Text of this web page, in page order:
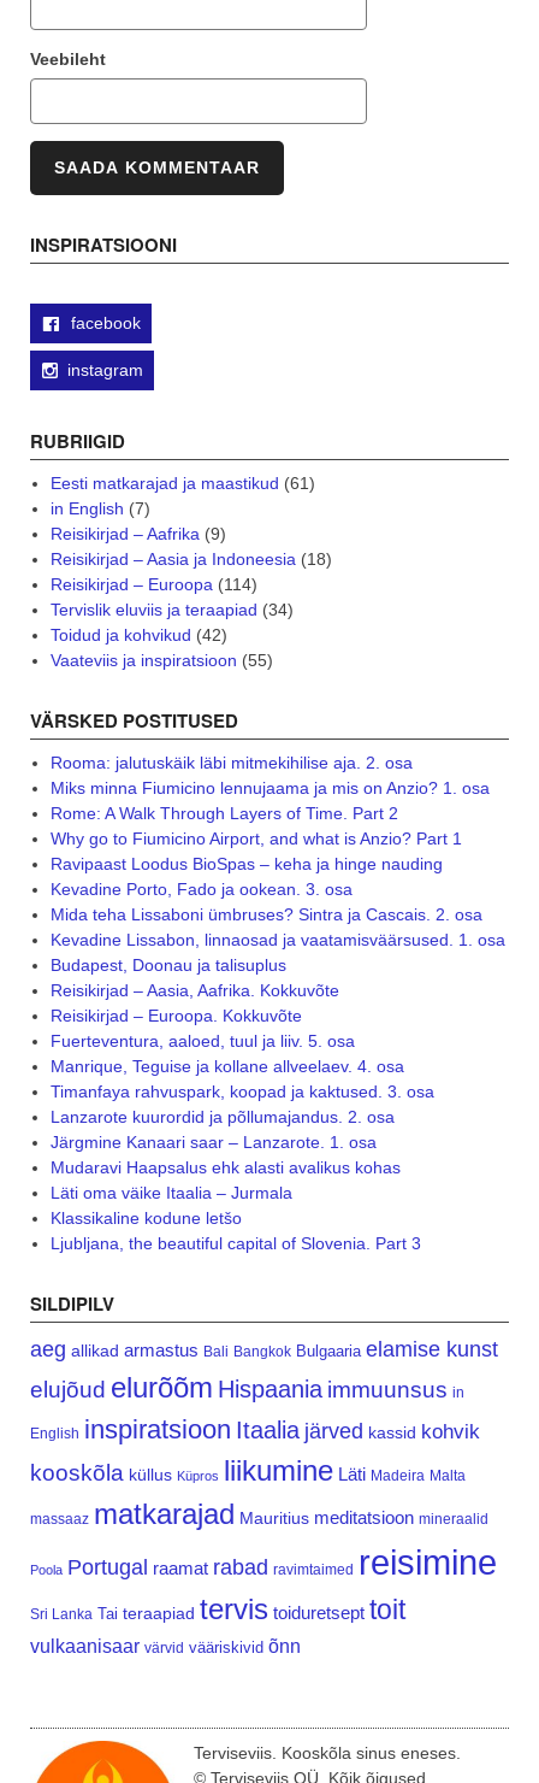
Veebileht
INSPIRATSIOONI
facebook
instagram
RUBRIIGID
Eesti matkarajad ja maastikud (61)
in English (7)
Reisikirjad – Aafrika(9)
Reisikirjad – Aasia ja Indoneesia(18)
Reisikirjad – Euroopa(114)
Tervislik eluviis ja teraapiad (34)
Toidud ja kohvikud (42)
Vaateviis ja inspiratsioon (55)
VÄRSKED POSTITUSED
Rooma: jalutuskäik läbi mitmekihilise aja. 2. osa
Miks minna Fiumicino lennujaama ja mis on Anzio? 1. osa
Rome: A Walk Through Layers of Time. Part 2
Why go to Fiumicino Airport, and what is Anzio? Part 1
Ravipaast Loodus BioSpas – keha ja hinge nauding
Kevadine Porto, Fado ja ookean. 3. osa
Mida teha Lissaboni ümbruses? Sintra ja Cascais. 2. osa
Kevadine Lissabon, linnaosad ja vaatamisväärsused. 1. osa
Budapest, Doonau ja talisuplus
Reisikirjad – Aasia, Aafrika. Kokkuvõte
Reisikirjad – Euroopa. Kokkuvõte
Fuerteventura, aaloed, tuul ja liiv. 5. osa
Manrique, Teguise ja kollane allveelaev. 4. osa
Timanfaya rahvuspark, koopad ja kaktused. 3. osa
Lanzarote kuurordid ja põllumajandus. 2. osa
Järgmine Kanaari saar – Lanzarote. 1. osa
Mudaravi Haapsalus ehk alasti avalikus kohas
Läti oma väike Itaalia – Jurmala
Klassikaline kodune letšo
Ljubljana, the beautiful capital of Slovenia. Part 3
SILDIPILV
aeg allikad armastus Bali Bangkok Bulgaaria elamise kunst
elujõud elurõõm Hispaania immuunsus in
English inspiratsioon Itaalia järved kassid kohvik
kooskõla küllus Küpros liikumine Läti Madeira Malta
massaaz matkarajad Mauritius meditatsioon mineraalid
Poola Portugal raamat rabad ravimtaimed reisimine
Sri Lanka Tai teraapiad tervis toiduretsept toit
vulkaanisaar värvid vääriskivid õnn
Terviseviis. Kooskõla sinus eneses.
© Terviseviis OÜ. Kõik õigused